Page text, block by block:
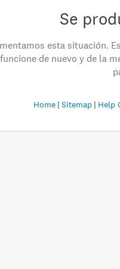
Se
esta situación.
funcione de nuevo y de la
Home Sitemap Help